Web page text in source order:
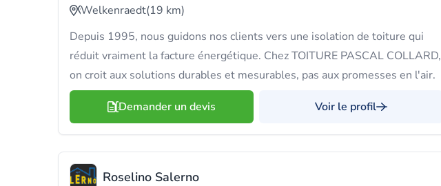
Welkenraedt(19 km)
Depuis 1995, nous guidons nos clients vers une isolation de toiture qui
réduit vraiment la facture énergétique. Chez TOITURE PASCAL COLLARD,
on croit aux solutions durables et mesurables, pas aux promesses en l'air.
Demander un devis Voir le profil
Roselino Salerno